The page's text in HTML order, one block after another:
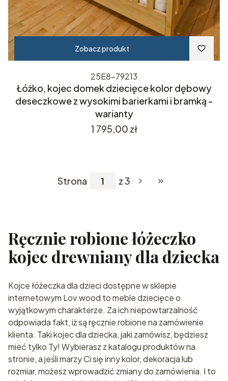
Zobacz produkt
25E8-79213
Łóżko, kojec domek dziecięce kolor dębowy
deseczkowe z wysokimi barierkami i bramką -
warianty
Cena
1 795,00 zł
Strona z 3 Przejdź do
Ręcznie robione łóżeczko
kojec drewniany dla dziecka
Kojce łóżeczka dla dzieci dostępne w sklepie
internetowym Lov.wood to meble dziecięce o
wyjątkowym charakterze. Za ich niepowtarzalność
odpowiada fakt, iż są ręcznie robione na zamówienie
klienta. Taki kojec dla dziecka, jaki zamówisz, będziesz
mieć tylko Ty! Wybierasz z katalogu produktów na
stronie, a jeśli marzy Ci się inny kolor, dekoracja lub
rozmiar, możesz wprowadzić zmiany do zamówienia. I to